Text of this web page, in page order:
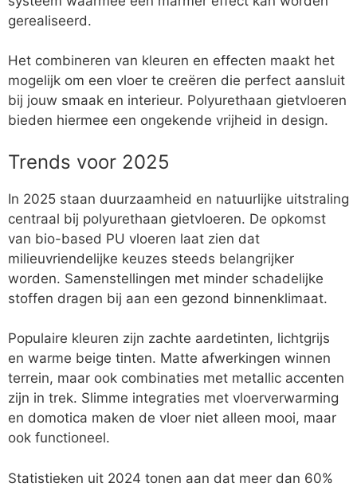
gerealiseerd.
Het combineren van kleuren en effecten maakt het
mogelijk om een vloer te creëren die perfect aansluit
bij jouw smaak en interieur. Polyurethaan gietvloeren
bieden hiermee een ongekende vrijheid in design.
Trends voor 2025
In 2025 staan duurzaamheid en natuurlijke uitstraling
centraal bij polyurethaan gietvloeren. De opkomst
van bio-based PU vloeren laat zien dat
milieuvriendelijke keuzes steeds belangrijker
worden. Samenstellingen met minder schadelijke
stoffen dragen bij aan een gezond binnenklimaat.
Populaire kleuren zijn zachte aardetinten, lichtgrijs
en warme beige tinten. Matte afwerkingen winnen
terrein, maar ook combinaties met metallic accenten
zijn in trek. Slimme integraties met vloerverwarming
en domotica maken de vloer niet alleen mooi, maar
ook functioneel.
Statistieken uit 2024 tonen aan dat meer dan 60%